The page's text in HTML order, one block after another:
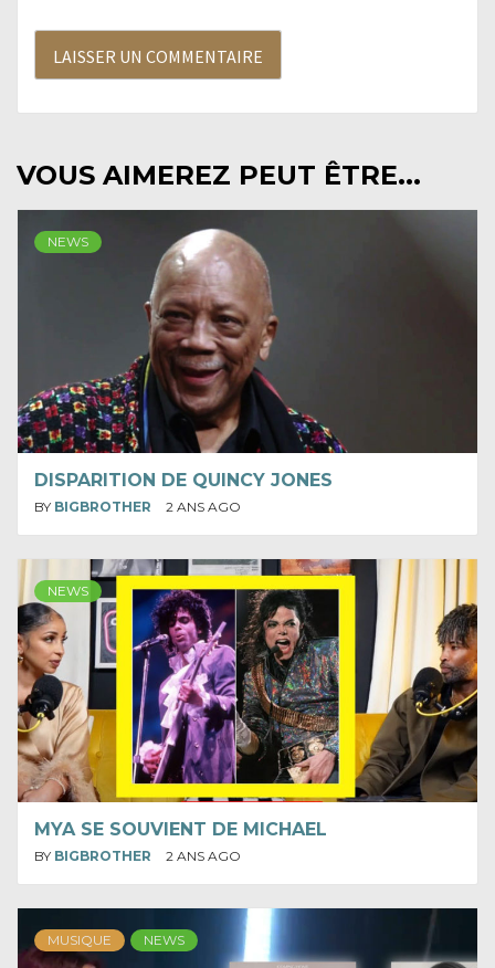
VOUS AIMEREZ PEUT ÊTRE...
NEWS
DISPARITION DE QUINCY JONES
BY BIGBROTHER 2 ANS AGO
NEWS
MYA SE SOUVIENT DE MICHAEL
BY BIGBROTHER 2 ANS AGO
MUSIQUE NEWS